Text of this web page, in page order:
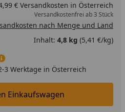
€ Versandkosten in Österreich
Versandkostenfrei ab 3 Stück
nach Menge und Land
Inhalt: 4,8 kg (5,41 €/kg)
3 Werktage in Österreich
In den Einkaufswagen legen
Einkaufswagen